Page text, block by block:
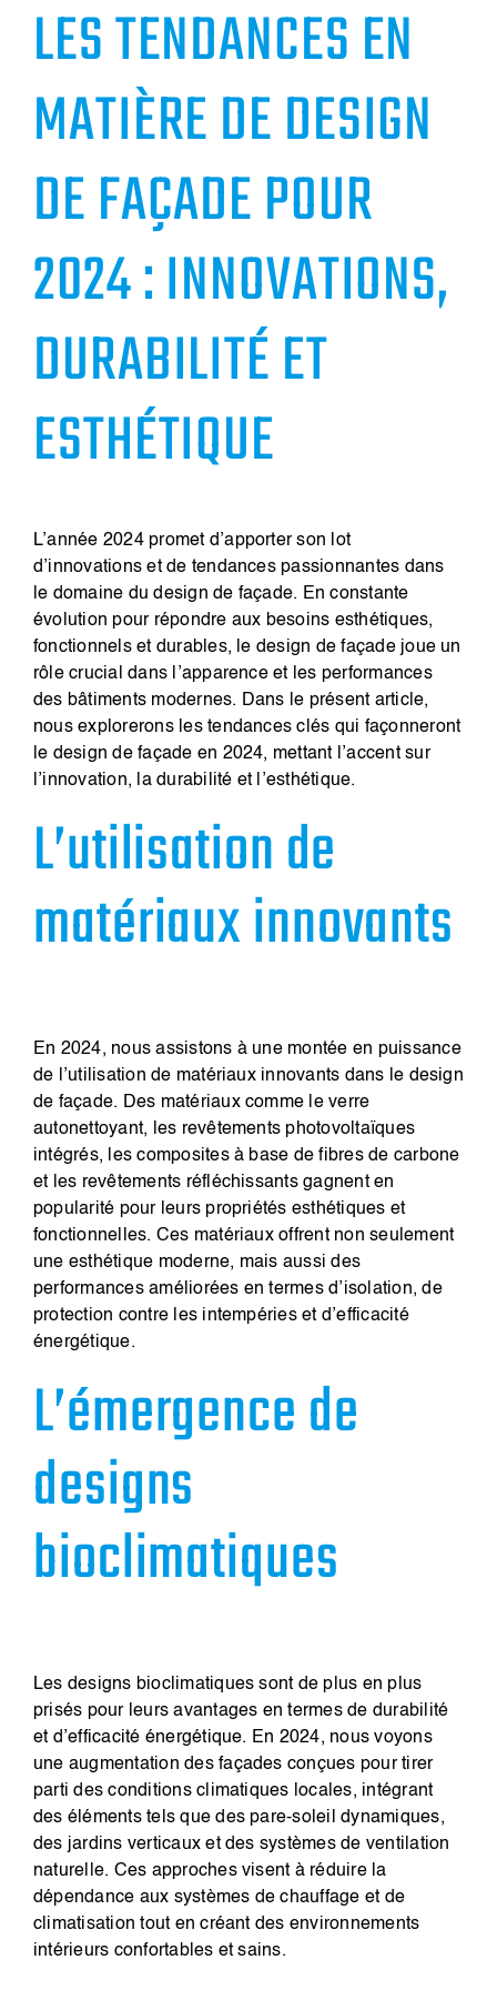
LES TENDANCES EN
MATIÈRE DE DESIGN
DE FAÇADE POUR
2024 : INNOVATIONS,
DURABILITÉ ET
ESTHÉTIQUE
L’année 2024 promet d’apporter son lot
d’innovations et de tendances passionnantes dans
le domaine du design de façade. En constante
évolution pour répondre aux besoins esthétiques,
fonctionnels et durables, le design de façade joue un
rôle crucial dans l’apparence et les performances
des bâtiments modernes. Dans le présent article,
nous explorerons les tendances clés qui façonneront
le design de façade en 2024, mettant l’accent sur
l’innovation, la durabilité et l’esthétique.
L’utilisation de
matériaux innovants
En 2024, nous assistons à une montée en puissance
de l’utilisation de matériaux innovants dans le design
de façade. Des matériaux comme le verre
autonettoyant, les revêtements photovoltaïques
intégrés, les composites à base de fibres de carbone
et les revêtements réfléchissants gagnent en
popularité pour leurs propriétés esthétiques et
fonctionnelles. Ces matériaux offrent non seulement
une esthétique moderne, mais aussi des
performances améliorées en termes d’isolation, de
protection contre les intempéries et d’efficacité
énergétique.
L’émergence de
designs
bioclimatiques
Les designs bioclimatiques sont de plus en plus
prisés pour leurs avantages en termes de durabilité
et d’efficacité énergétique. En 2024, nous voyons
une augmentation des façades conçues pour tirer
parti des conditions climatiques locales, intégrant
des éléments tels que des pare-soleil dynamiques,
des jardins verticaux et des systèmes de ventilation
naturelle. Ces approches visent à réduire la
dépendance aux systèmes de chauffage et de
climatisation tout en créant des environnements
intérieurs confortables et sains.